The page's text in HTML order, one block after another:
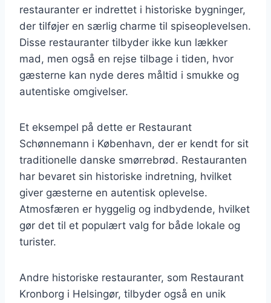
restauranter er indrettet i historiske bygninger,
der tilføjer en særlig charme til spiseoplevelsen.
Disse restauranter tilbyder ikke kun lækker
mad, men også en rejse tilbage i tiden, hvor
gæsterne kan nyde deres måltid i smukke og
autentiske omgivelser.
Et eksempel på dette er Restaurant
Schønnemann i København, der er kendt for sit
traditionelle danske smørrebrød. Restauranten
har bevaret sin historiske indretning, hvilket
giver gæsterne en autentisk oplevelse.
Atmosfæren er hyggelig og indbydende, hvilket
gør det til et populært valg for både lokale og
turister.
Andre historiske restauranter, som Restaurant
Kronborg i Helsingør, tilbyder også en unik